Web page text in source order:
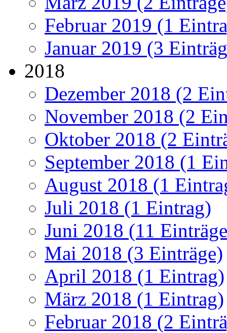
Februar 2019 (1
Januar 2019 (3
2018
Dezember 2018 (2
November 2018 (2
Oktober 2018 (2
September 2018 (1
August 2018 (1
Juli 2018 (1 Eintrag)
Juni 2018 (11
Mai 2018 (3 Einträge)
April 2018 (1 Eintrag)
März 2018 (1 Eintrag)
Februar 2018 (2